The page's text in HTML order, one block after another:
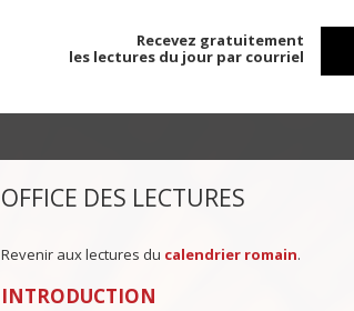
Recevez gratuitement
les lectures du jour par courriel
OFFICE DES LECTURES
Revenir aux lectures du calendrier romain.
INTRODUCTION